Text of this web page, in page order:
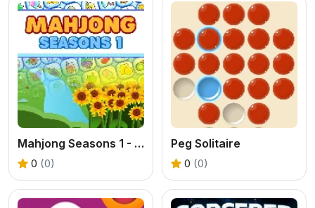
Mahjong Seasons 1 - Spring and Summer
0 (0)
Peg Solitaire
0 (0)